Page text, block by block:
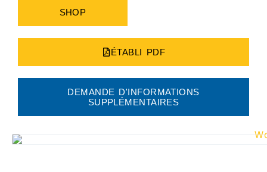
SHOP
ÉTABLI PDF
DEMANDE D'INFORMATIONS
SUPPLÉMENTAIRES